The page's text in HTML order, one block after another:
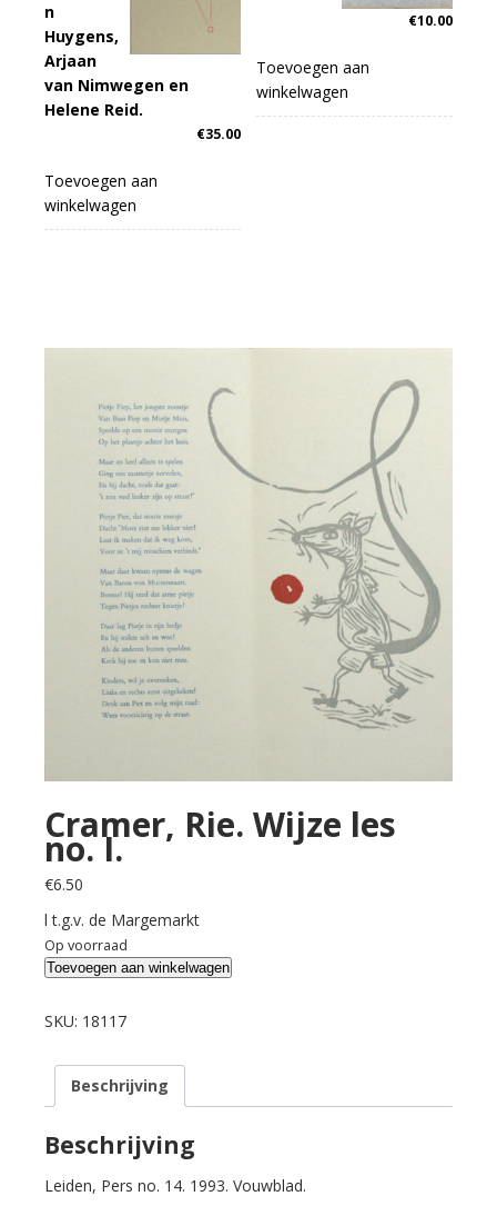
n
Huygens,
Arjaan
van Nimwegen en
Helene Reid.
€35.00
Toevoegen aan
winkelwagen
€10.00
Toevoegen aan
winkelwagen
Cramer, Rie. Wijze les
no. I.
€6.50
l t.g.v. de Margemarkt
Op voorraad
Cramer,
Wijze
no.
Toevoegen aan winkelwagen
SKU: 18117
Beschrijving
Beschrijving
Leiden, Pers no. 14. 1993. Vouwblad.